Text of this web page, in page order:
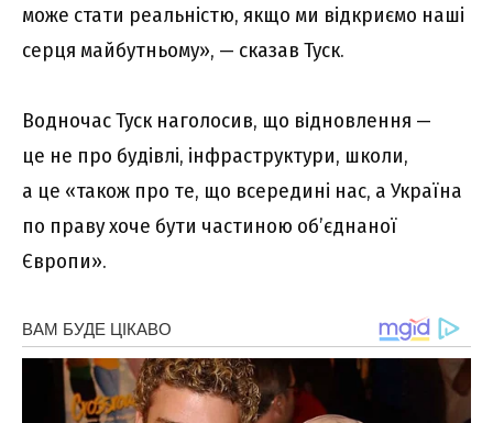
може стати реальністю, якщо ми відкриємо наші
серця майбутньому», — сказав Туск.
Водночас Туск наголосив, що відновлення —
це не про будівлі, інфраструктури, школи,
а це «також про те, що всередині нас, а Україна
по праву хоче бути частиною об’єднаної
Європи».